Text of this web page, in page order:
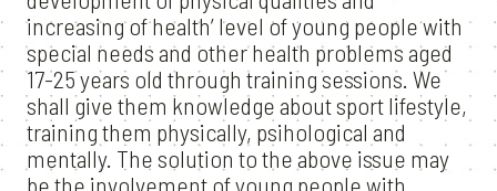
increasing of health’ level of young people with
special needs and other health problems aged
17-25 years old through training sessions. We
shall give them knowledge about sport lifestyle,
training them physically, psihological and
mentally. The solution to the above issue may
be the involvement of young people with